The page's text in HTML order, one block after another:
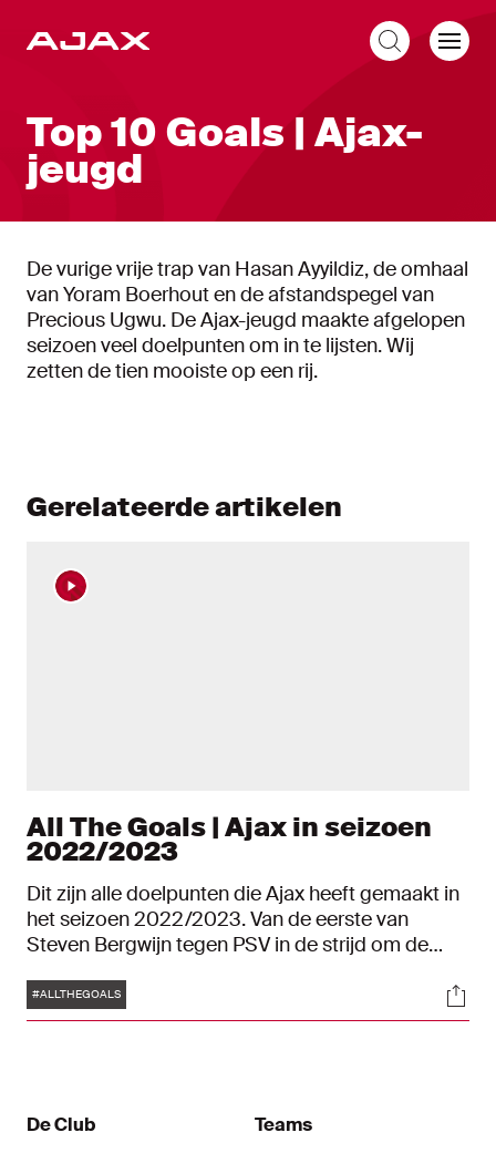
Top 10 Goals | Ajax-
jeugd
De vurige vrije trap van Hasan Ayyildiz, de omhaal
van Yoram Boerhout en de afstandspegel van
Precious Ugwu. De Ajax-jeugd maakte afgelopen
seizoen veel doelpunten om in te lijsten. Wij
zetten de tien mooiste op een rij.
Gerelateerde artikelen
All The Goals | Ajax in seizoen
2022/2023
Dit zijn alle doelpunten die Ajax heeft gemaakt in
het seizoen 2022/2023. Van de eerste van
Steven Bergwijn tegen PSV in de strijd om de
Tadic op bezoek bij FC Twente.
Tags
#ALLTHEGOALS
De Club
Teams